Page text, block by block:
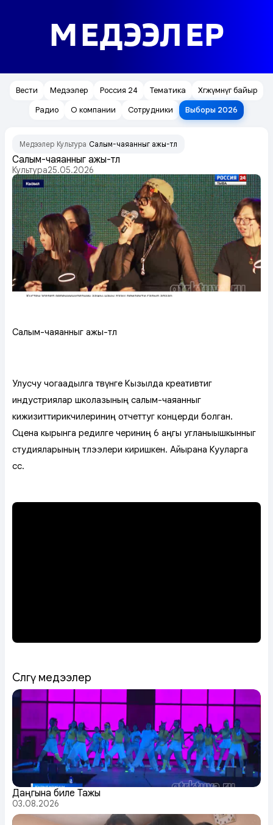
МЕДЭЭЛЕР
Вести Медээлер Россия 24 Тематика
Хөгжүмнүг байыр
Радио
О компании Сотрудники Выборы 2026
Медээлер Культура Салым-чаяанныг ажы-төл
Салым-чаяанныг ажы-төл
Культура25.05.2026
Салым-чаяанныг ажы-төл
Улусчу чогаадылга төвүнге Кызылда креативтиг
индустриялар школазының салым-чаяанныг
кижизиттирикчилериниң отчеттуг концерди болган.
Сцена кырынга өөредилге чериниң 6 аңгы угланыышкынныг
студияларының төлээлери киришкен. Айырана Кууларга
сөс.
Сөөлгү медээлер
Даңгына биле Тажы
03.08.2026